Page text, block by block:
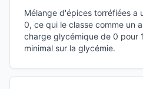
Mélange d'épices torréfiées a
0, ce qui le classe comme un
charge glycémique de 0 pour
minimal sur la glycémie.